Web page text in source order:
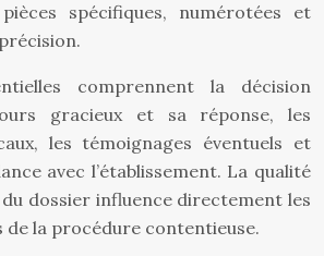
spécifiques, numérotées et
comprennent la décision
gracieux et sa réponse, les
les témoignages éventuels et
avec l’établissement. La qualité
dossier influence directement les
de la procédure contentieuse.